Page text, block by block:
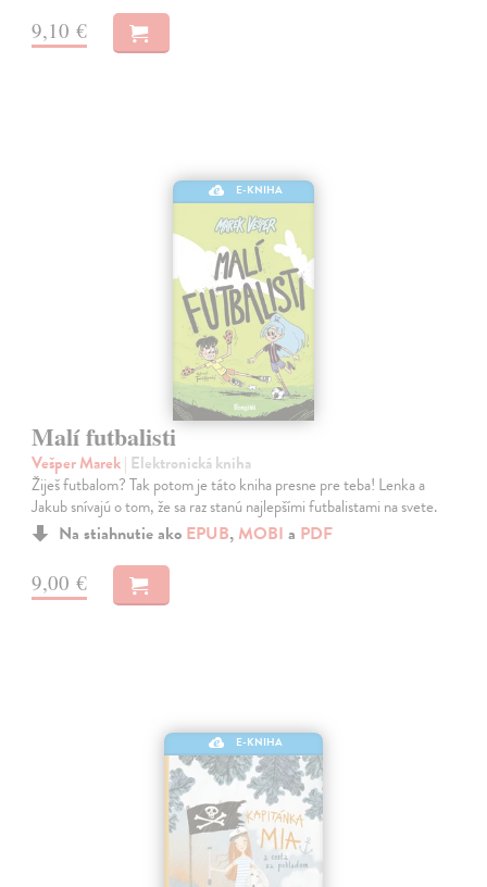
9,10 €
E-KNIHA
Malí futbalisti
Vešper Marek| Elektronická kniha
Žiješ futbalom? Tak potom je táto kniha presne pre teba! Lenka a
Jakub snívajú o tom, že sa raz stanú najlepšími futbalistami na svete.
Na stiahnutie ako EPUB, MOBI a PDF
9,00 €
E-KNIHA